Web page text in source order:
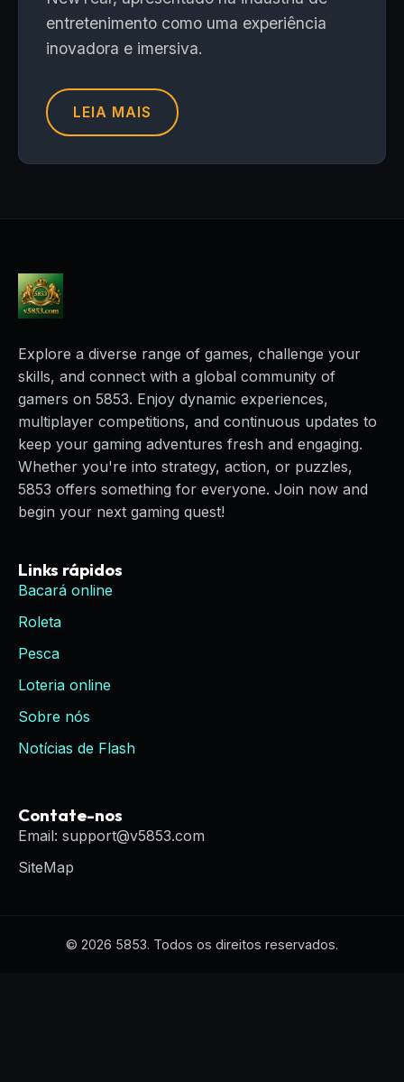
entretenimento como uma experiência
inovadora e imersiva.
LEIA MAIS
Explore a diverse range of games, challenge your
skills, and connect with a global community of
gamers on 5853. Enjoy dynamic experiences,
multiplayer competitions, and continuous updates to
keep your gaming adventures fresh and engaging.
Whether you're into strategy, action, or puzzles,
5853 offers something for everyone. Join now and
begin your next gaming quest!
Links rápidos
Bacará online
Roleta
Pesca
Loteria online
Sobre nós
Notícias de Flash
Contate-nos
Email: support@v5853.com
SiteMap
© 2026 5853. Todos os direitos reservados.